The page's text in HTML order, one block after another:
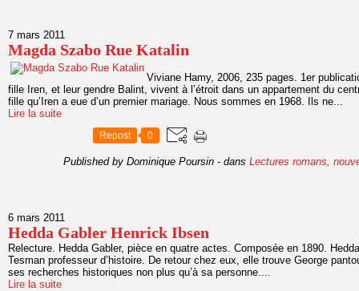
7 mars 2011
Magda Szabo Rue Katalin
Viviane Hamy, 2006, 235 pages. 1er
fille Iren, et leur gendre Balint, vivent à l’étroit dans un appartement du
fille qu’Iren a eue d’un premier mariage. Nous sommes en 1968. Ils ne...
Lire la suite
Repost 0
Published by Dominique Poursin - dans Lectures romans,
6 mars 2011
Hedda Gabler Henrick Ibsen
Relecture. Hedda Gabler, pièce en quatre actes. Composée en 1890.
Tesman professeur d’histoire. De retour chez eux, elle trouve George
ses recherches historiques non plus qu’à sa personne....
Lire la suite